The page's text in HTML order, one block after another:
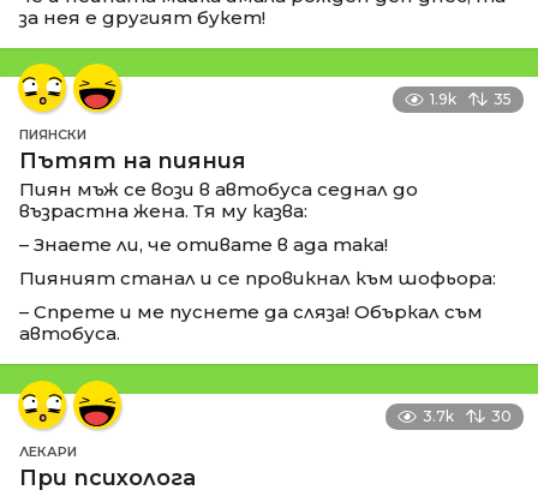
за нея е другият букет!
1.9k 35
ПИЯНСКИ
Пътят на пияния
Пиян мъж се вози в автобуса седнал до
възрастна жена. Тя му казва:
– Знаете ли, че отивате в ада така!
Пияният станал и се провикнал към шофьора:
– Спрете и ме пуснете да сляза! Объркал съм
автобуса.
3.7k 30
ЛЕКАРИ
При психолога